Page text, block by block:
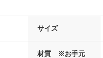
サイズ
材質 ※お手元